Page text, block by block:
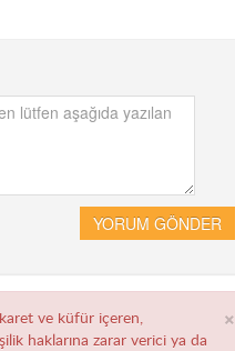
YORUM GÖNDER
×
ve küfür içeren,
haklarına zarar verici ya da